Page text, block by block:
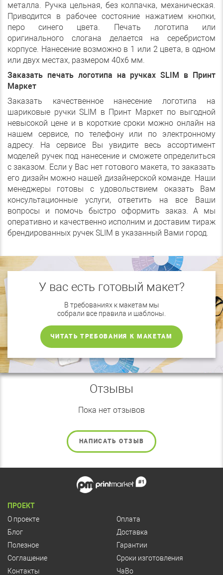
металла. Ручка цельная, без колпачка, механическая.
Приводится в рабочее состояние нажатием кнопки,
перо синего цвета. Печать логотипа или
оригинального слогана делается на серебристом
корпусе. Нанесение возможно в 1 или 2 цвета, в одном
или двух местах, размером 40х6 мм.
Заказать печать логотипа на ручках SLIM в Принт
Маркет
Заказать качественное нанесение логотипа на
шариковые ручки SLIM в Принт Маркет по выгодной
невысокой цене и в короткие сроки можно онлайн на
нашем сервисе, по телефону или по электронному
адресу. На сервисе Вы увидите весь ассортимент
моделей ручек под нанесение и сможете определиться
с заказом. Если у Вас нет готового макета, то заказать
его дизайн можно нашей дизайнерской команде. Наши
менеджеры готовы с удовольствием оказать Вам
консультационные услуги, ответить на все Ваши
вопросы и помочь быстро оформить заказ. А мы
оперативно и качественно исполним и доставим тираж
брендированных ручек SLIM в указанный Вами город.
У вас есть готовый макет?
В требованиях к макетам мы
собрали все правила и шаблоны.
ЧИТАТЬ ТРЕБОВАНИЯ К МАКЕТАМ
Отзывы
Пока нет отзывов
НАПИСАТЬ ОТЗЫВ
ПРОЕКТ
О проекте
Блог
Полезное
Соглашение
Контакты
Оплата
Доставка
Гарантии
Сроки изготовления
ЧаВо